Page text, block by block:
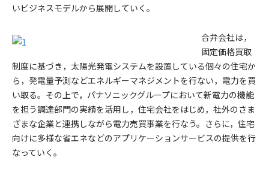
いビジネスモデルから展開していく。
合弁会社は，
固定価格買取
制度に基づき，太陽光発電システムを設置している個々の住宅か
ら，発電量予測などエネルギーマネジメントを行ない，電力を買
い取る。その上で，パナソニックグループにおいて新電力の機能
を担う調達部門の実績を活用し，住宅会社をはじめ，社外のさま
ざまな企業と連携しながら電力売買事業を行なう。さらに，住宅
向けに多様な省エネなどのアプリケーションサービスの提供を行
なっていく。